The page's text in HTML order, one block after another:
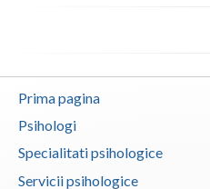
Prima pagina
Psihologi
Specialitati psihologice
Servicii psihologice